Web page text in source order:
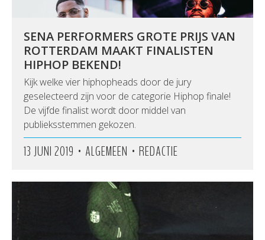
SENA PERFORMERS GROTE PRIJS VAN
ROTTERDAM MAAKT FINALISTEN
HIPHOP BEKEND!
Kijk welke vier hiphopheads door de jury
geselecteerd zijn voor de categorie Hiphop finale!
De vijfde finalist wordt door middel van
publieksstemmen gekozen.
13 JUNI 2019 • ALGEMEEN • REDACTIE